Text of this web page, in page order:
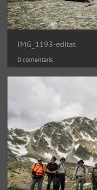
IMG_1193-editat
0 comentaris